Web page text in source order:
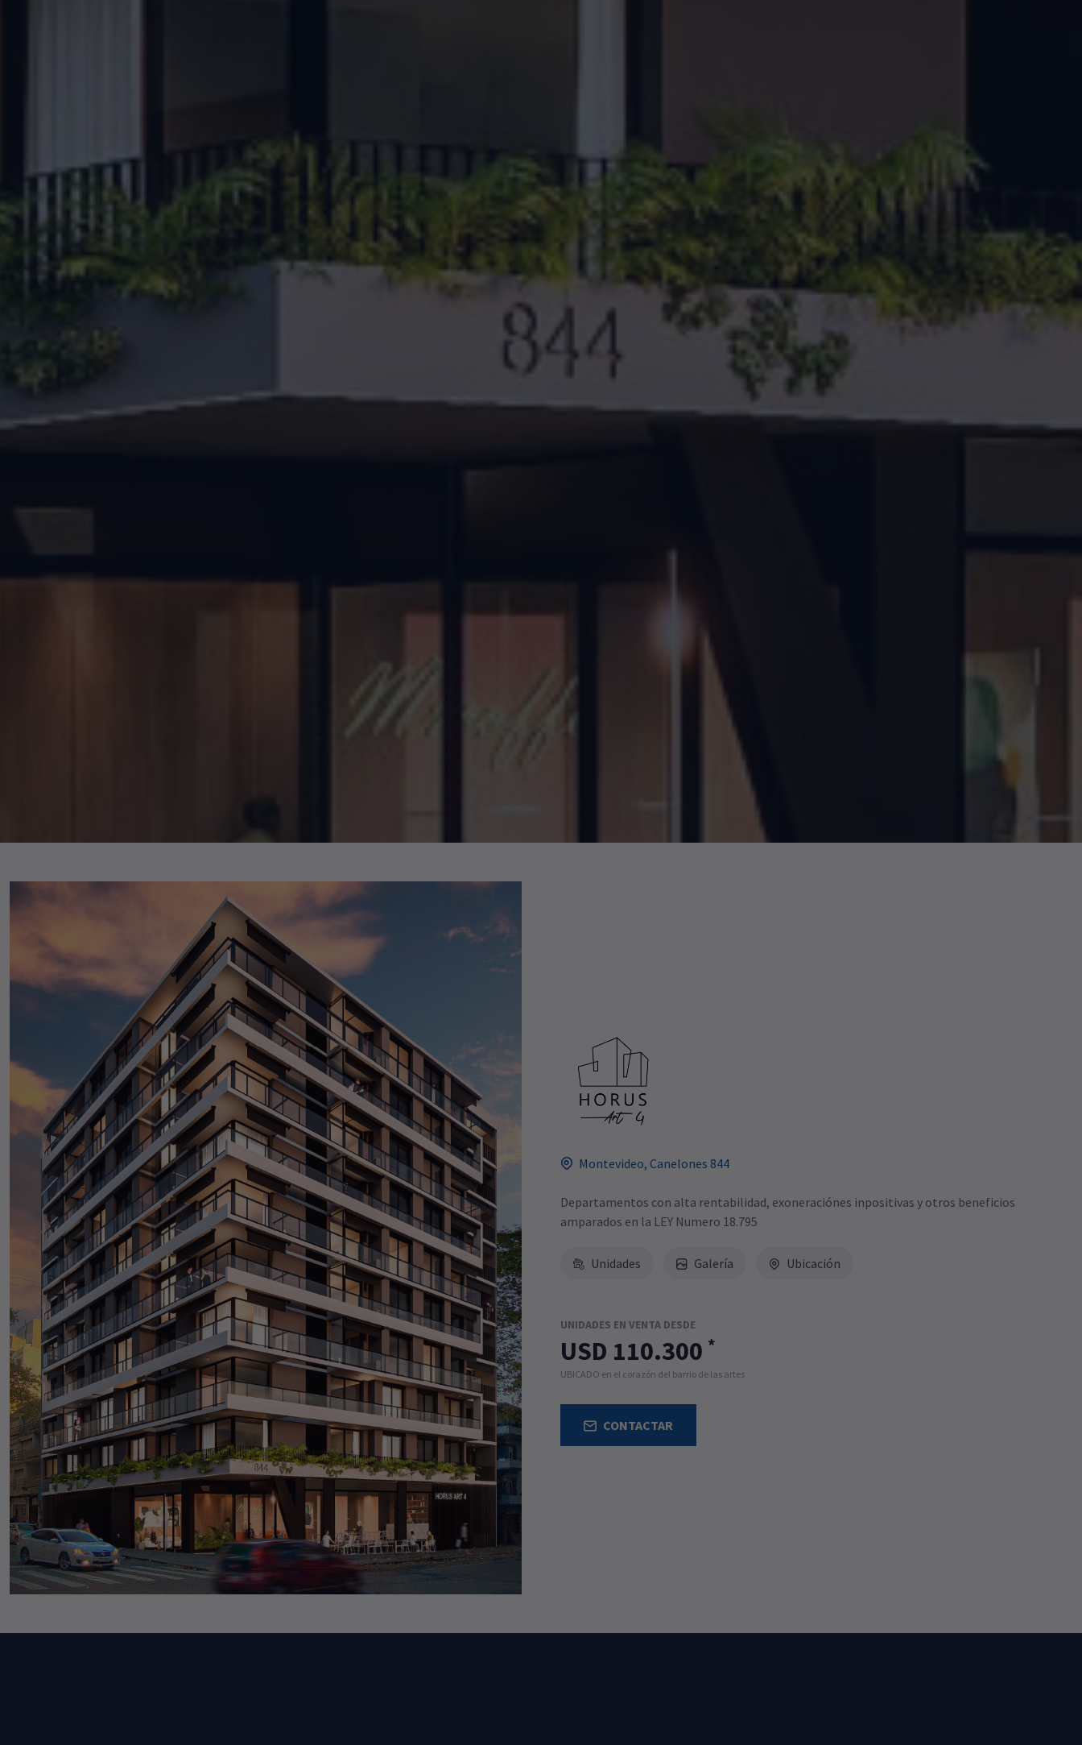
Montevideo, Canelones 844
Departamentos con alta rentabilidad, exoneraciónes inpositivas y otros beneficios
amparados en la LEY Numero 18.795
Unidades Galería Ubicación
UNIDADES EN VENTA DESDE
USD 110.300 *
UBICADO en el corazón del barrio de las artes
CONTACTAR